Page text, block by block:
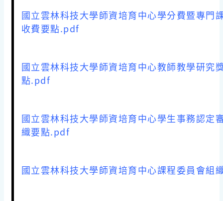
國立雲林科技大學師資培育中心學分費暨專門
收費要點.pdf
國立雲林科技大學師資培育中心教師教學研究
點.pdf
國立雲林科技大學師資培育中心學生事務認定
織要點.pdf
國立雲林科技大學師資培育中心課程委員會組